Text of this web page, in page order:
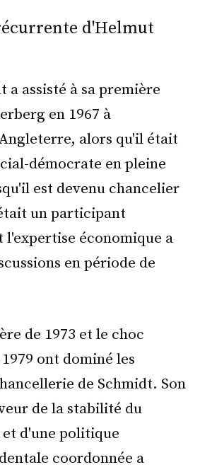
d'Helmut
a assisté à sa première
en 1967 à
alors qu'il était
démocrate en pleine
est devenu chancelier
un participant
l'expertise économique a
en période de
de 1973 et le choc
ont dominé les
de Schmidt. Son
de la stabilité du
d'une politique
coordonnée a